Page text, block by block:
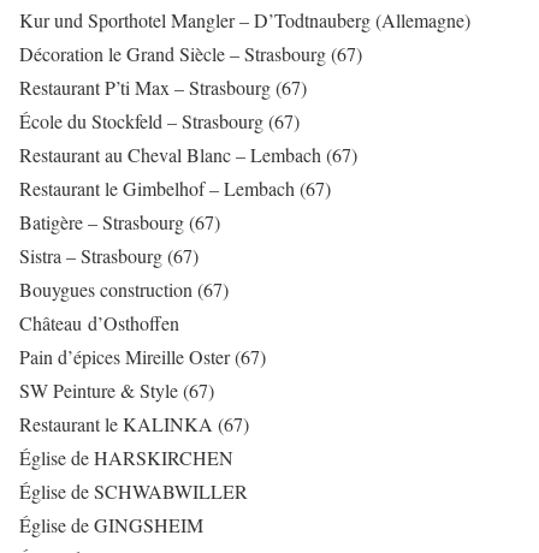
Kur und Sporthotel Mangler – D’Todtnauberg (Allemagne)
Décoration le Grand Siècle – Strasbourg (67)
Restaurant P’ti Max – Strasbourg (67)
École du Stockfeld – Strasbourg (67)
Restaurant au Cheval Blanc – Lembach (67)
Restaurant le Gimbelhof – Lembach (67)
Batigère – Strasbourg (67)
Sistra – Strasbourg (67)
Bouygues construction (67)
Château d’Osthoffen
Pain d’épices Mireille Oster (67)
SW Peinture & Style (67)
Restaurant le KALINKA (67)
Église de HARSKIRCHEN
Église de SCHWABWILLER
Église de GINGSHEIM